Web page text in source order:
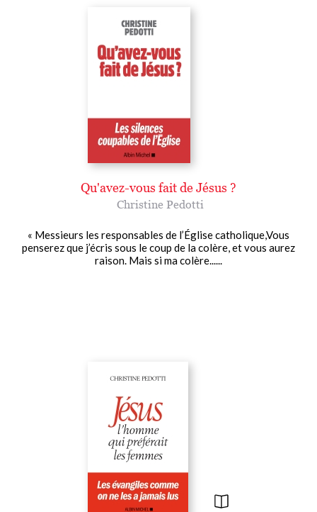
Qu'avez-vous fait de Jésus ?
Christine Pedotti
« Messieurs les responsables de l’Église catholique,Vous
penserez que j’écris sous le coup de la colère, et vous aurez
raison. Mais si ma colère......